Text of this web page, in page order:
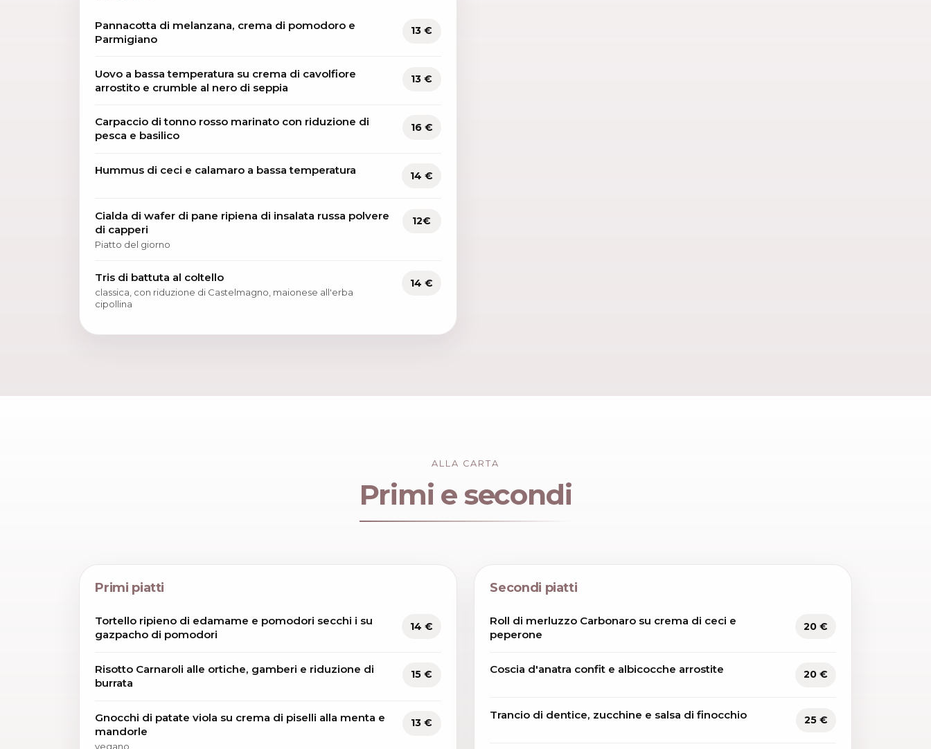
Pannacotta di melanzana, crema di pomodoro e
Parmigiano
13 €
Uovo a bassa temperatura su crema di cavolfiore
arrostito e crumble al nero di seppia
13 €
Carpaccio di tonno rosso marinato con riduzione di
pesca e basilico
16 €
Hummus di ceci e calamaro a bassa temperatura 14 €
Cialda di wafer di pane ripiena di insalata russa polvere
di capperi
Piatto del giorno
12€
Tris di battuta al coltello
classica, con riduzione di Castelmagno, maionese all'erba
cipollina
14 €
ALLA CARTA
Primi e secondi
Primi piatti
Tortello ripieno di edamame e pomodori secchi i su
gazpacho di pomodori
14 €
Risotto Carnaroli alle ortiche, gamberi e riduzione di
burrata
15 €
Gnocchi di patate viola su crema di piselli alla menta e
mandorle
vegano
13 €
Secondi piatti
Roll di merluzzo Carbonaro su crema di ceci e
peperone
20 €
Coscia d'anatra confit e albicocche arrostite 20 €
Trancio di dentice, zucchine e salsa di finocchio 25 €